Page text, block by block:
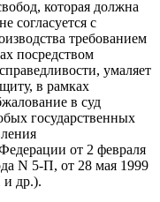
которая должна
согласуется с
требованием
посредством
умаляет
в рамках
в суд
государственных
от 2 февраля
N 5-П, от 28 мая 1999
и др.).